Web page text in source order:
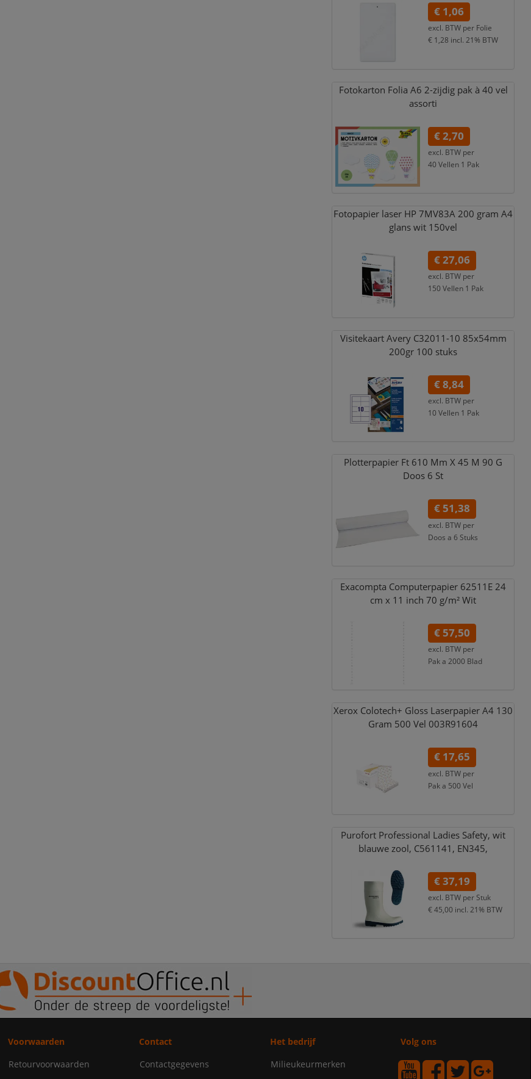
€ 1,06
excl. BTW per Folie
€ 1,28 incl. 21% BTW
Fotokarton Folia A6 2-zijdig pak à 40 vel
assorti
€ 2,70
excl. BTW per
40 Vellen 1 Pak
Fotopapier laser HP 7MV83A 200 gram A4
glans wit 150vel
€ 27,06
excl. BTW per
150 Vellen 1 Pak
Visitekaart Avery C32011-10 85x54mm
200gr 100 stuks
€ 8,84
excl. BTW per
10 Vellen 1 Pak
Plotterpapier Ft 610 Mm X 45 M 90 G
Doos 6 St
€ 51,38
excl. BTW per
Doos a 6 Stuks
Exacompta Computerpapier 62511E 24
cm x 11 inch 70 g/m² Wit
€ 57,50
excl. BTW per
Pak a 2000 Blad
Xerox Colotech+ Gloss Laserpapier A4 130
Gram 500 Vel 003R91604
€ 17,65
excl. BTW per
Pak a 500 Vel
Purofort Professional Ladies Safety, wit
blauwe zool, C561141, EN345,
€ 37,19
excl. BTW per Stuk
€ 45,00 incl. 21% BTW
Voorwaarden
Retourvoorwaarden
Contact
Contactgegevens
Het bedrijf
Milieukeurmerken
Volg ons